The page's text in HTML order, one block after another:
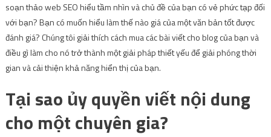
soạn thảo web SEO hiểu tầm nhìn và chủ đề của bạn có vẻ phức tạp đối
với bạn? Bạn có muốn hiểu làm thế nào giá của một văn bản tốt được
đánh giá? Chúng tôi giải thích cách mua các bài viết cho blog của bạn và
điều gì làm cho nó trở thành một giải pháp thiết yếu để giải phóng thời
gian và cải thiện khả năng hiển thị của bạn.
Tại sao ủy quyền viết nội dung
cho một chuyên gia?